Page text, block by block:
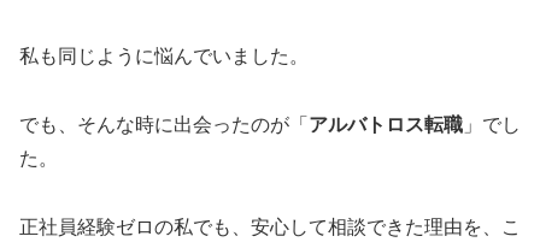
私も同じように悩んでいました。
でも、そんな時に出会ったのが「 アルバトロス転職 」でし
た。
正社員経験ゼロの私でも、安心して相談できた理由を、こ